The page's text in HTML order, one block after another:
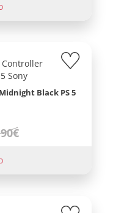
Black PS 5